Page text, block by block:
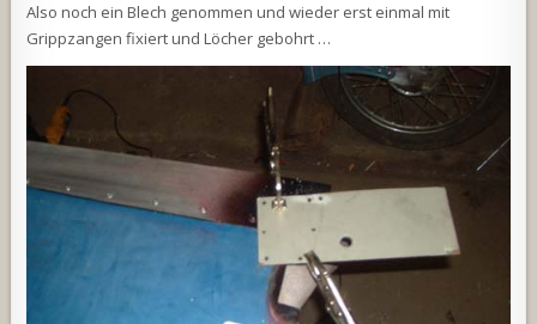
Also noch ein Blech genommen und wieder erst einmal mit
Grippzangen fixiert und Löcher gebohrt …